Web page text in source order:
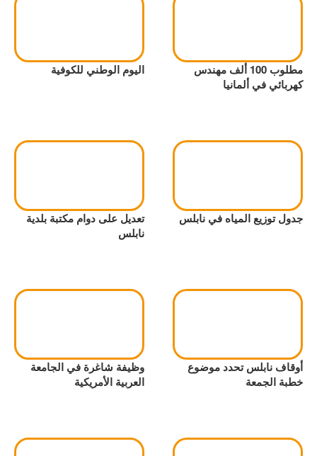
مطلوب 100 ألف مهندس
كهربائي في ألمانيا
اليوم الوطني للكوفية
جدول توزيع المياه في نابلس
تعديل على دوام مكتبة بلدية
نابلس
أوقاف نابلس تحدد موضوع
خطبة الجمعة
وظيفة شاغرة في الجامعة
العربية الأمريكية